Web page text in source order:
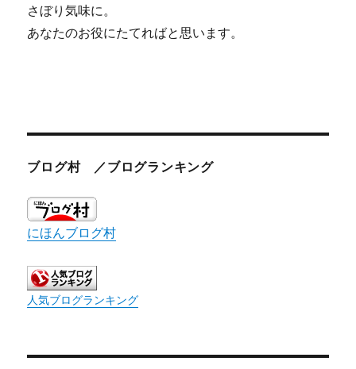
さぼり気味に。
あなたのお役にたてればと思います。
ブログ村 ／ブログランキング
にほんブログ村
人気ブログランキング